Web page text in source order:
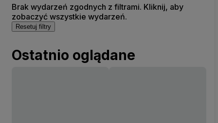
Brak wydarzeń zgodnych z filtrami. Kliknij, aby
zobaczyć wszystkie wydarzeń.
Resetuj filtry
Ostatnio oglądane